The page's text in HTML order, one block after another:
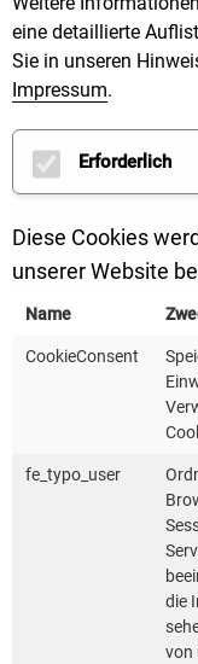
Ziel!
Aktuell stellen
verschiedene
BICO2 BW
Datum:
eine detaillierte
Sie in unseren
Impressum.
Erforderlich
Diese Cookies
unserer Website
Name
CookieConsent
fe_typo_user
die
von